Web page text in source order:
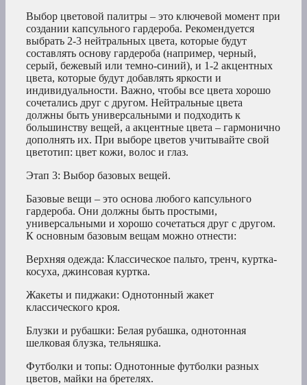
Выбор цветовой палитры – это ключевой момент при
создании капсульного гардероба. Рекомендуется
выбрать 2-3 нейтральных цвета, которые будут
составлять основу гардероба (например, черный,
серый, бежевый или темно-синий), и 1-2 акцентных
цвета, которые будут добавлять яркости и
индивидуальности. Важно, чтобы все цвета хорошо
сочетались друг с другом. Нейтральные цвета
должны быть универсальными и подходить к
большинству вещей, а акцентные цвета – гармонично
дополнять их. При выборе цветов учитывайте свой
цветотип: цвет кожи, волос и глаз.
Этап 3: Выбор базовых вещей.
Базовые вещи – это основа любого капсульного
гардероба. Они должны быть простыми,
универсальными и хорошо сочетаться друг с другом.
К основным базовым вещам можно отнести:
Верхняя одежда: Классическое пальто, тренч, куртка-
косуха, джинсовая куртка.
Жакеты и пиджаки: Однотонный жакет
классического кроя.
Блузки и рубашки: Белая рубашка, однотонная
шелковая блузка, тельняшка.
Футболки и топы: Однотонные футболки разных
цветов, майки на бретелях.